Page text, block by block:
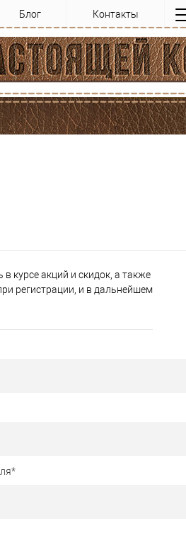
Блог Контакты
курсе акций и скидок, а также
регистрации, и в дальнейшем
*